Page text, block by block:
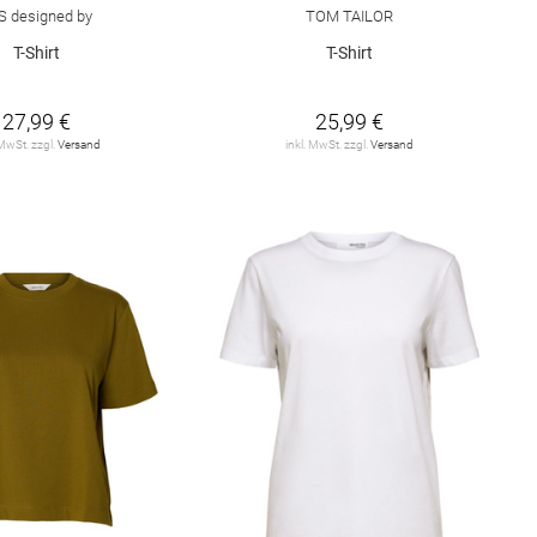
designed by
T-Shirt
27,99 €
zzgl.Versand
TOM TAILOR
T-Shirt
25,99 €
inkl. MwSt. zzgl.Versand